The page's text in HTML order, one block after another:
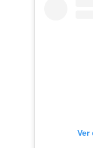
Ver